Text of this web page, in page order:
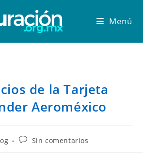
Menú
de la Tarjeta
Aeroméxico
Sin comentarios